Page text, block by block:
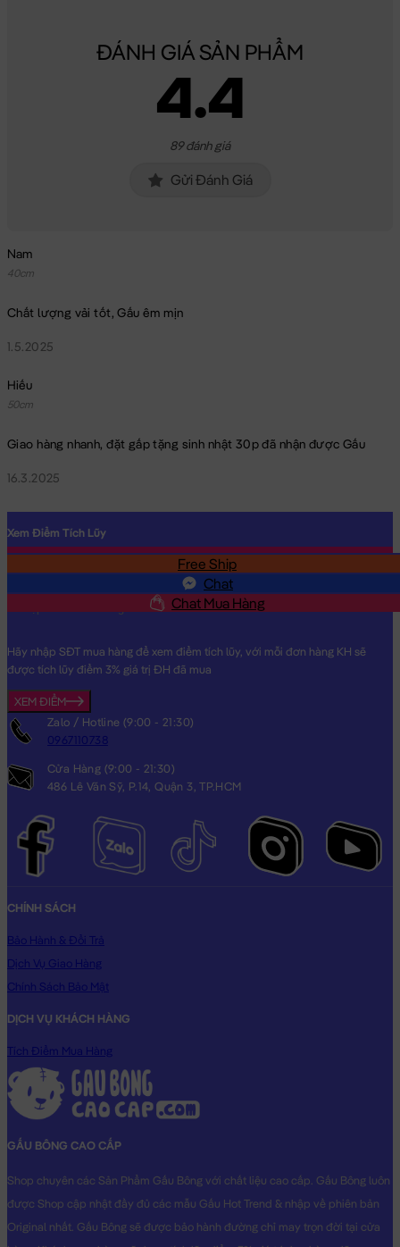
ĐÁNH GIÁ SẢN PHẨM
4.4
89 đánh giá
Gửi Đánh Giá
Nam
40cm
Chất lượng vải tốt, Gấu êm mịn
1.5.2025
Hiếu
50cm
Giao hàng nhanh, đặt gấp tặng sinh nhật 30p đã nhận được Gấu
16.3.2025
Free Ship
Chat
Chat Mua Hàng
Xem Điểm Tích Lũy
Hãy nhập SĐT mua hàng để xem điểm tích lũy, với mỗi đơn hàng KH sẽ
được tích lũy điểm 3% giá trị ĐH đã mua
XEM ĐIỂM
Zalo / Hotline (9:00 - 21:30)
0967110738
Cửa Hàng (9:00 - 21:30)
486 Lê Văn Sỹ, P.14, Quận 3, TP.HCM
CHÍNH SÁCH
Bảo Hành & Đổi Trả
Dịch Vụ Giao Hàng
Chính Sách Bảo Mật
DỊCH VỤ KHÁCH HÀNG
Tích Điểm Mua Hàng
GẤU BÔNG CAO CẤP
Shop chuyên các Sản Phẩm Gấu Bông với chất liệu cao cấp. Gấu Bông luôn
được Shop cập nhật đầy đủ các mẫu Gấu Hot Trend & nhập về phiên bản
Original nhất. Gấu Bông sẽ được bảo hành đường chỉ may trọn đời tại cửa